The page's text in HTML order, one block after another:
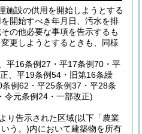
施設の供用を開始しようとする
開始すべき年月日、汚水を排
の他必要な事項を告示するも
更しようとするときも、同様
平16条例27・平17条例70・平
、平19条例54・旧第16条繰
例62・平25条例37・平28条
令元条例24・一部改正)
り告示された区域(以下「農業
う。)内において建築物を所有